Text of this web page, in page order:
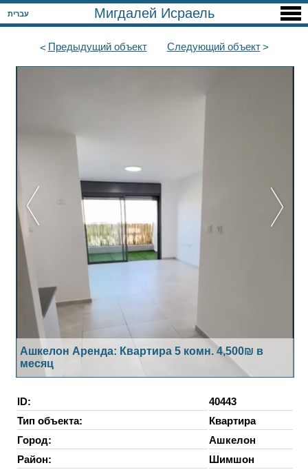
עברית Мигдалей Исраель
Предыдущийобъект Следующийобъект
Ашкелон Аренда: Квартира 5 комн. 4,500₪ в
месяц
ID:
40443
Тип объекта:
Квартира
Город:
Ашкелон
Район:
Шимшон